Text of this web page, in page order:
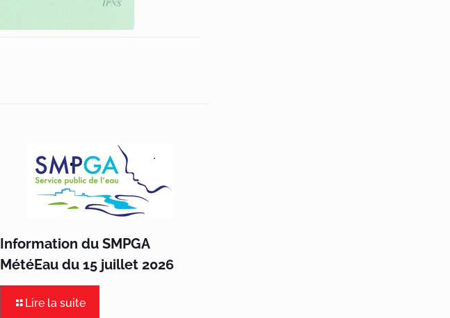
Information du SMPGA
MétéEau du 15 juillet 2026
Lire la suite